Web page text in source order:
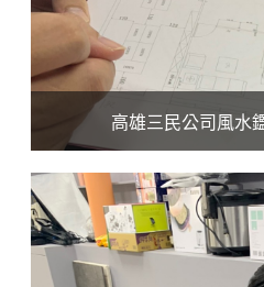
高雄三民公司風水